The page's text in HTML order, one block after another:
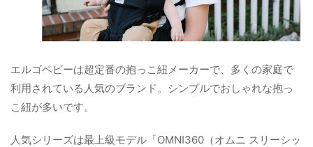
エルゴベビーは超定番の抱っこ紐メーカーで、多くの家庭で
利用されている人気のブランド。シンプルでおしゃれな抱っ
こ紐が多いです。
人気シリーズは最上級モデル「OMNI360（オムニ スリーシッ